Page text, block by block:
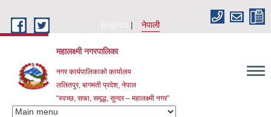
English
नेपाली
महालक्ष्मी नगरपालिका
नगर कार्यपालिकाको कार्यालय
ललितपुर, बागमती प्रदेश, नेपाल
“स्वच्छ, सफा, समृद्ध, सुन्दर – महालक्ष्मी नगर”